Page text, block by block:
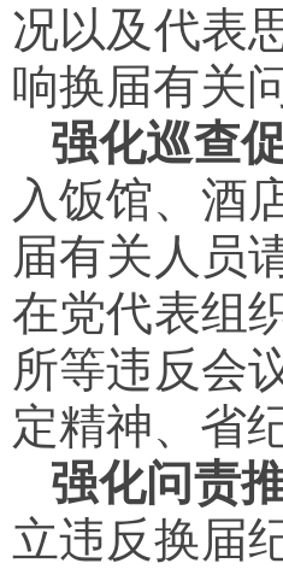
况以及代表
响换届有关
强化巡查促
入饭馆、酒
届有关人员
在党代表组
所等违反会
定精神、省
强化问责推
立违反换届